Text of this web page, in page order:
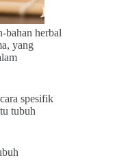
bahan herbal
yang
spesifik
tubuh